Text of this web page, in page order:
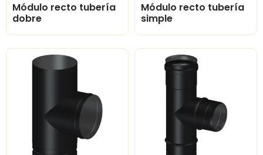
Módulo recto tubería
dobre
Módulo recto tubería
simple